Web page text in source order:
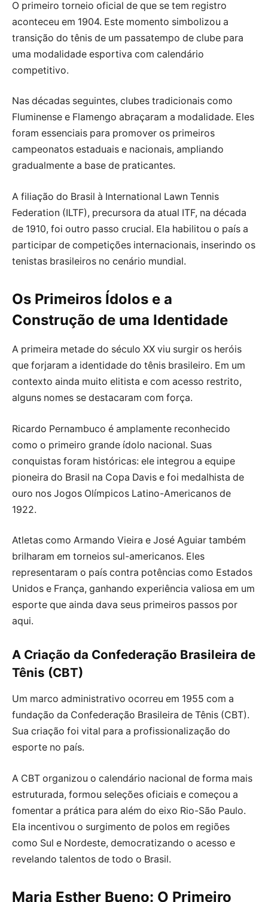
O primeiro torneio oficial de que se tem registro
aconteceu em 1904. Este momento simbolizou a
transição do tênis de um passatempo de clube para
uma modalidade esportiva com calendário
competitivo.
Nas décadas seguintes, clubes tradicionais como
Fluminense e Flamengo abraçaram a modalidade. Eles
foram essenciais para promover os primeiros
campeonatos estaduais e nacionais, ampliando
gradualmente a base de praticantes.
A filiação do Brasil à International Lawn Tennis
Federation (ILTF), precursora da atual ITF, na década
de 1910, foi outro passo crucial. Ela habilitou o país a
participar de competições internacionais, inserindo os
tenistas brasileiros no cenário mundial.
Os Primeiros Ídolos e a
Construção de uma Identidade
A primeira metade do século XX viu surgir os heróis
que forjaram a identidade do tênis brasileiro. Em um
contexto ainda muito elitista e com acesso restrito,
alguns nomes se destacaram com força.
Ricardo Pernambuco é amplamente reconhecido
como o primeiro grande ídolo nacional. Suas
conquistas foram históricas: ele integrou a equipe
pioneira do Brasil na Copa Davis e foi medalhista de
ouro nos Jogos Olímpicos Latino-Americanos de
1922.
Atletas como Armando Vieira e José Aguiar também
brilharam em torneios sul-americanos. Eles
representaram o país contra potências como Estados
Unidos e França, ganhando experiência valiosa em um
esporte que ainda dava seus primeiros passos por
aqui.
A Criação da Confederação Brasileira de
Tênis (CBT)
Um marco administrativo ocorreu em 1955 com a
fundação da Confederação Brasileira de Tênis (CBT).
Sua criação foi vital para a profissionalização do
esporte no país.
A CBT organizou o calendário nacional de forma mais
estruturada, formou seleções oficiais e começou a
fomentar a prática para além do eixo Rio-São Paulo.
Ela incentivou o surgimento de polos em regiões
como Sul e Nordeste, democratizando o acesso e
revelando talentos de todo o Brasil.
Maria Esther Bueno: O Primeiro